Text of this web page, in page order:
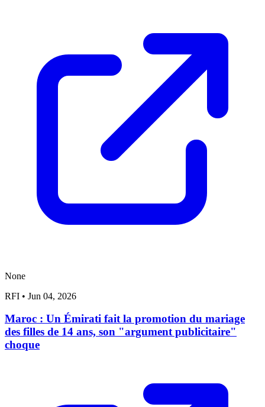
None
RFI • Jun 04, 2026
Maroc : Un Émirati fait la promotion du mariage
des filles de 14 ans, son "argument publicitaire"
choque